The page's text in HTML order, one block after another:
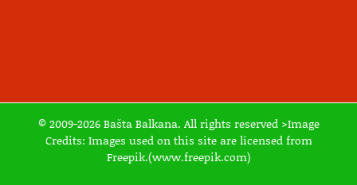
© 2009-2026 Bašta Balkana. All rights reserved >Image
Credits: Images used on this site are licensed from
Freepik.(www.freepik.com)